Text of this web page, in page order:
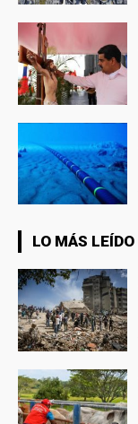
LO MÁS LEÍDO